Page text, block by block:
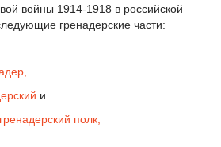
войны 1914-1918 в российской
гренадерские части:
и
полк;